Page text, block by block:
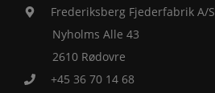
Frederiksberg Fjederfabrik A/S
Nyholms Alle 43
2610 Rødovre
+45 36 70 14 68